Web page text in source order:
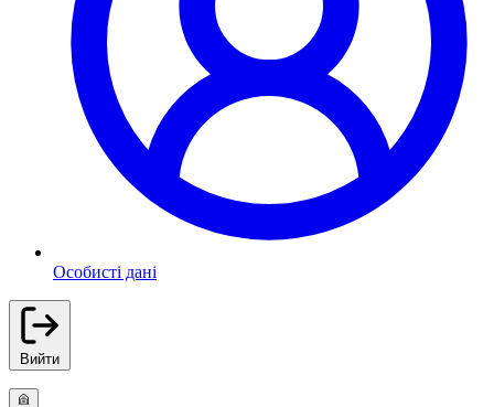
Особисті дані
Вийти